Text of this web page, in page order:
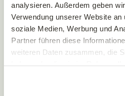
analysieren. Außerdem geben
Verwendung unserer Website
soziale Medien, Werbung und
Partner führen diese
weiteren Daten zusammen, die
REFERENZEN &